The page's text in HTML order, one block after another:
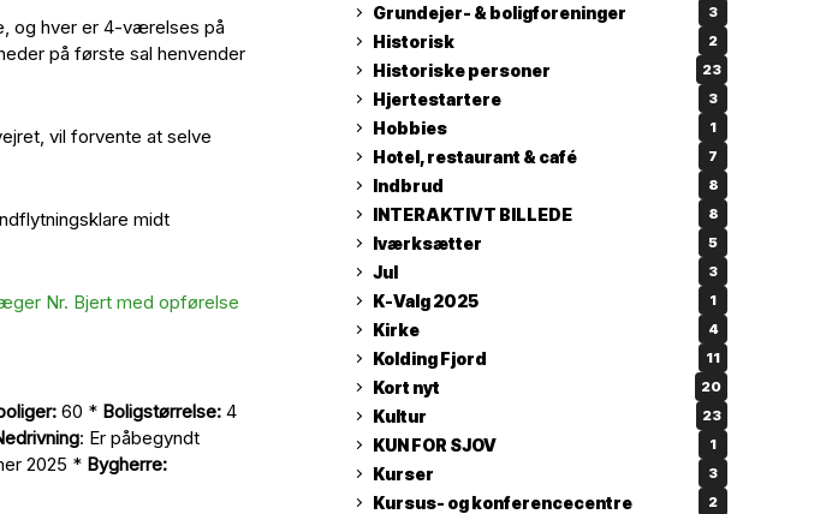
og hver er 4-værelses på
på første sal henvender
vil forvente at selve
midt
Nr. Bjert med opførelse
60 * Boligstørrelse: 4
: Er påbegyndt
2025 * Bygherre:
Grundejer- & boligforeninger 3
Historisk 2
Historiske personer 23
Hjertestartere 3
Hobbies 1
Hotel, restaurant & café 7
Indbrud 8
INTERAKTIVT BILLEDE 8
Iværksætter 5
Jul 3
K-Valg 2025 1
Kirke 4
Kolding Fjord 11
Kort nyt 20
Kultur 23
KUN FOR SJOV 1
Kurser 3
Kursus- og konferencecentre 2